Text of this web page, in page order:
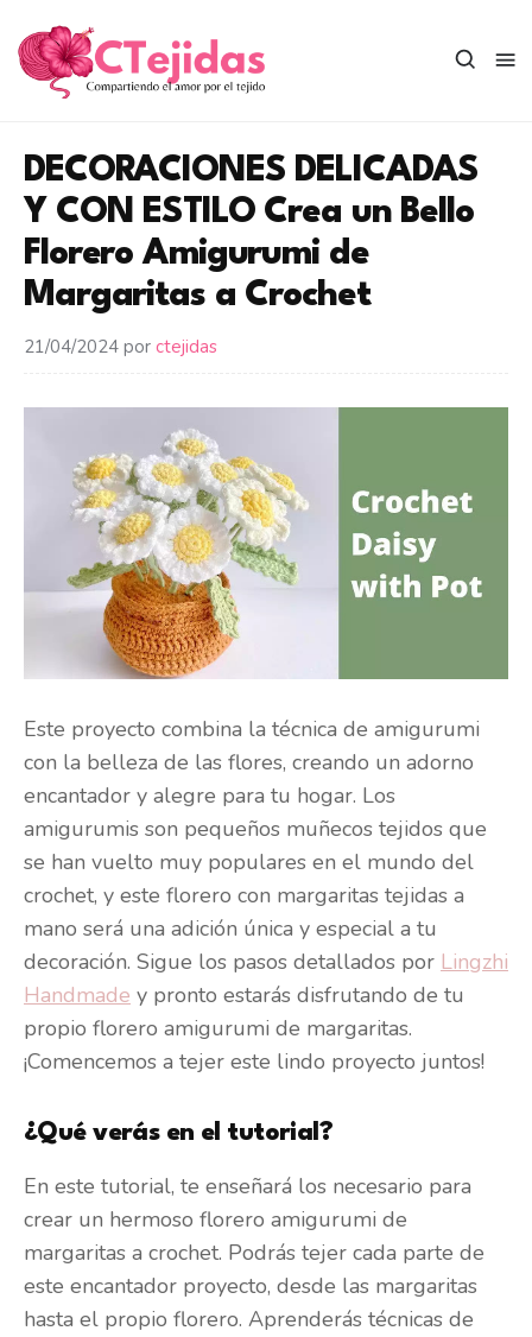
contenido
DECORACIONES DELICADAS
Y CON ESTILO Crea un Bello
Florero Amigurumi de
Margaritas a Crochet
21/04/2024 por ctejidas
Este proyecto combina la técnica de amigurumi
con la belleza de las flores, creando un adorno
encantador y alegre para tu hogar. Los
amigurumis son pequeños muñecos tejidos que
se han vuelto muy populares en el mundo del
crochet, y este florero con margaritas tejidas a
mano será una adición única y especial a tu
decoración. Sigue los pasos detallados por Lingzhi
Handmade y pronto estarás disfrutando de tu
propio florero amigurumi de margaritas.
¡Comencemos a tejer este lindo proyecto juntos!
¿Qué verás en el tutorial?
En este tutorial, te enseñará los necesario para
crear un hermoso florero amigurumi de
margaritas a crochet. Podrás tejer cada parte de
este encantador proyecto, desde las margaritas
hasta el propio florero. Aprenderás técnicas de